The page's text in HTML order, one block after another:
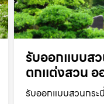
รับออกแบบส
ตกแต่งสวน อ
รับออกแบบสวนกร